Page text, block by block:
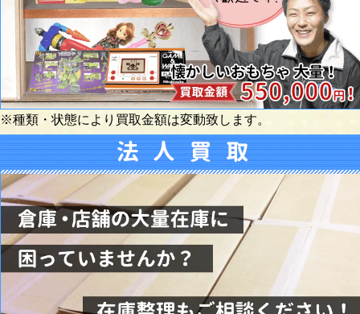
※種類・状態により買取金額は変動致します。